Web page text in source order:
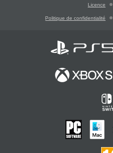
Licence
Politique de confidentialité